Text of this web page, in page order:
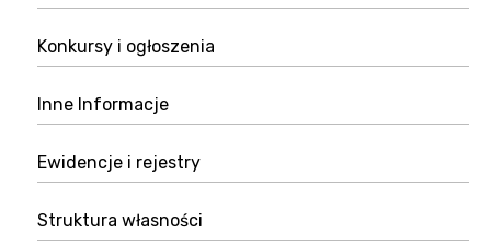
Konkursy i ogłoszenia
Inne Informacje
Ewidencje i rejestry
Struktura własności